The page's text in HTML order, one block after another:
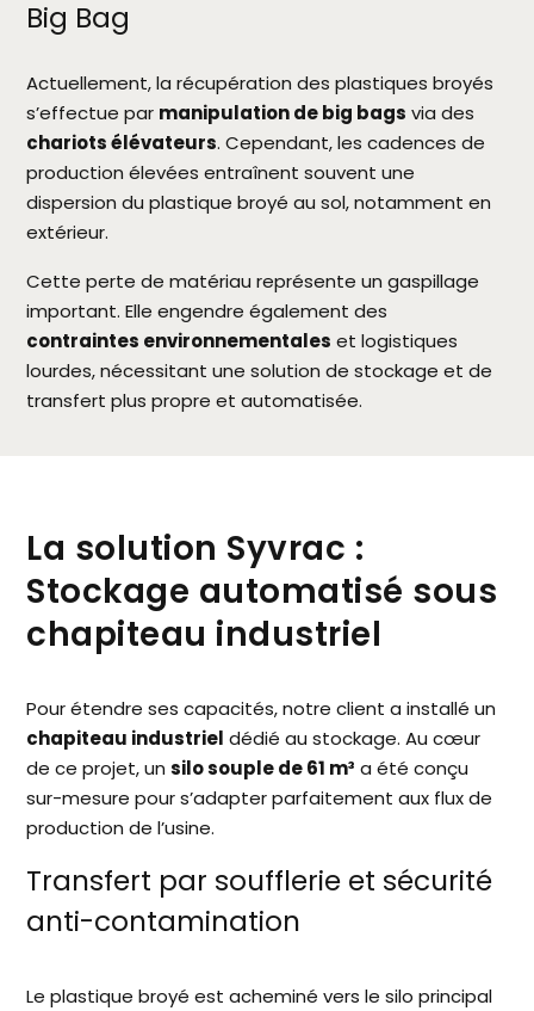
Big Bag
Actuellement, la récupération des plastiques broyés
s’effectue par manipulation de big bags via des
chariots élévateurs. Cependant, les cadences de
production élevées entraînent souvent une
dispersion du plastique broyé au sol, notamment en
extérieur.
Cette perte de matériau représente un gaspillage
important. Elle engendre également des
contraintes environnementales et logistiques
lourdes, nécessitant une solution de stockage et de
transfert plus propre et automatisée.
La solution Syvrac :
Stockage automatisé sous
chapiteau industriel
Pour étendre ses capacités, notre client a installé un
chapiteau industriel dédié au stockage. Au cœur
de ce projet, unsilo souple de 61 m³ a été conçu
sur-mesure pour s’adapter parfaitement aux flux de
production de l’usine.
Transfert par soufflerie et sécurité
anti-contamination
Le plastique broyé est acheminé vers le silo principal